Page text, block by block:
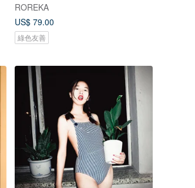
ROREKA
US$ 79.00
綠色友善